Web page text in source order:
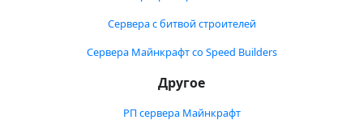
Сервера с битвой строителей
Сервера Майнкрафт со Speed Builders
Другое
РП сервера Майнкрафт